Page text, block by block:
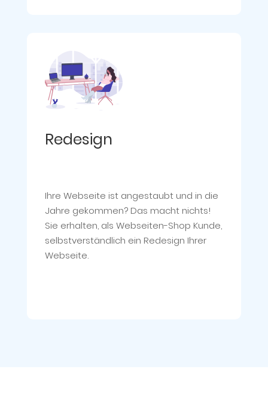
Redesign
Ihre Webseite ist angestaubt und in die
Jahre gekommen? Das macht nichts!
Sie erhalten, als Webseiten-Shop Kunde,
selbstverständlich ein Redesign Ihrer
Webseite.